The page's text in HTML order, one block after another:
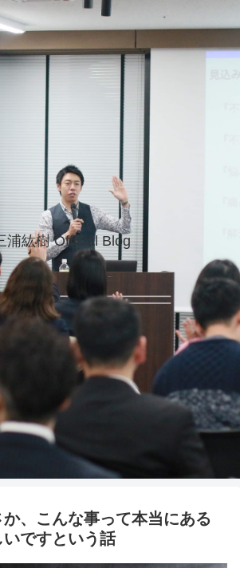
浦紘樹 Official Blog
か、こんな事って本当にある
ですという話